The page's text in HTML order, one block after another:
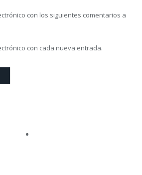
con los siguientes comentarios a
con cada nueva entrada.